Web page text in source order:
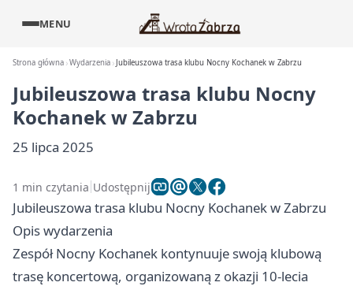
MENU
Strona główna Wydarzenia Jubileuszowa trasa klubu Nocny Kochanek w Zabrzu
Jubileuszowa trasa klubu Nocny
Kochanek w Zabrzu
25 lipca 2025
1 min czytania Udostępnij
Jubileuszowa trasa klubu Nocny Kochanek w Zabrzu
Opis wydarzenia
Zespół Nocny Kochanek kontynuuje swoją klubową
trasę koncertową, organizowaną z okazji 10-lecia